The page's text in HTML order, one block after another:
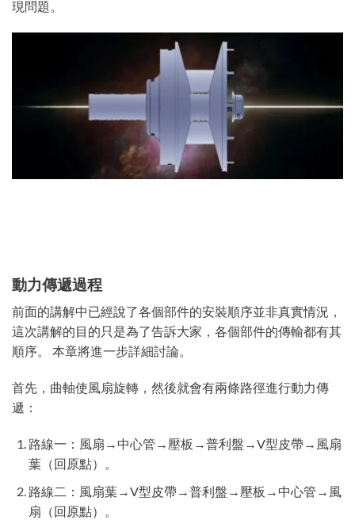
現問題。
動力傳遞過程
前面的講解中已經說了各個部件的安裝順序並非真實情況，
這次講解的目的只是為了告訴大家，各個部件的傳輸都有其
順序。 本章將進一步詳細討論。
首先，曲軸使風扇旋轉，然後就會有兩條路徑進行動力傳
遞：
路線一：風扇→中心管→壓板→普利盤→V型皮帶→風扇
葉（回原點）。
路線二：風扇葉→V型皮帶→普利盤→壓板→中心管→風
扇（回原點）。